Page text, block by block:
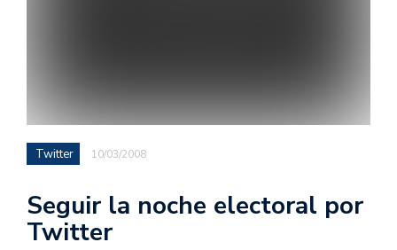
Twitter 10/03/2008
Seguir la noche electoral por
Twitter